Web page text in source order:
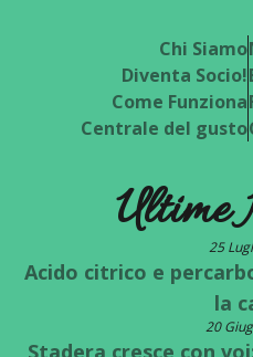
Chi Siamo
Diventa Socio!
Come Funziona
Centrale del gusto
Ultime
25
Acido citrico e
la
20
Stadera cresce con